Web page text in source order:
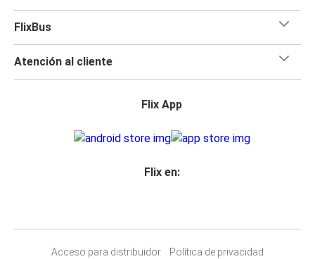
FlixBus
Atención al cliente
Flix App
Flix en:
Acceso para distribuidor Política de privacidad